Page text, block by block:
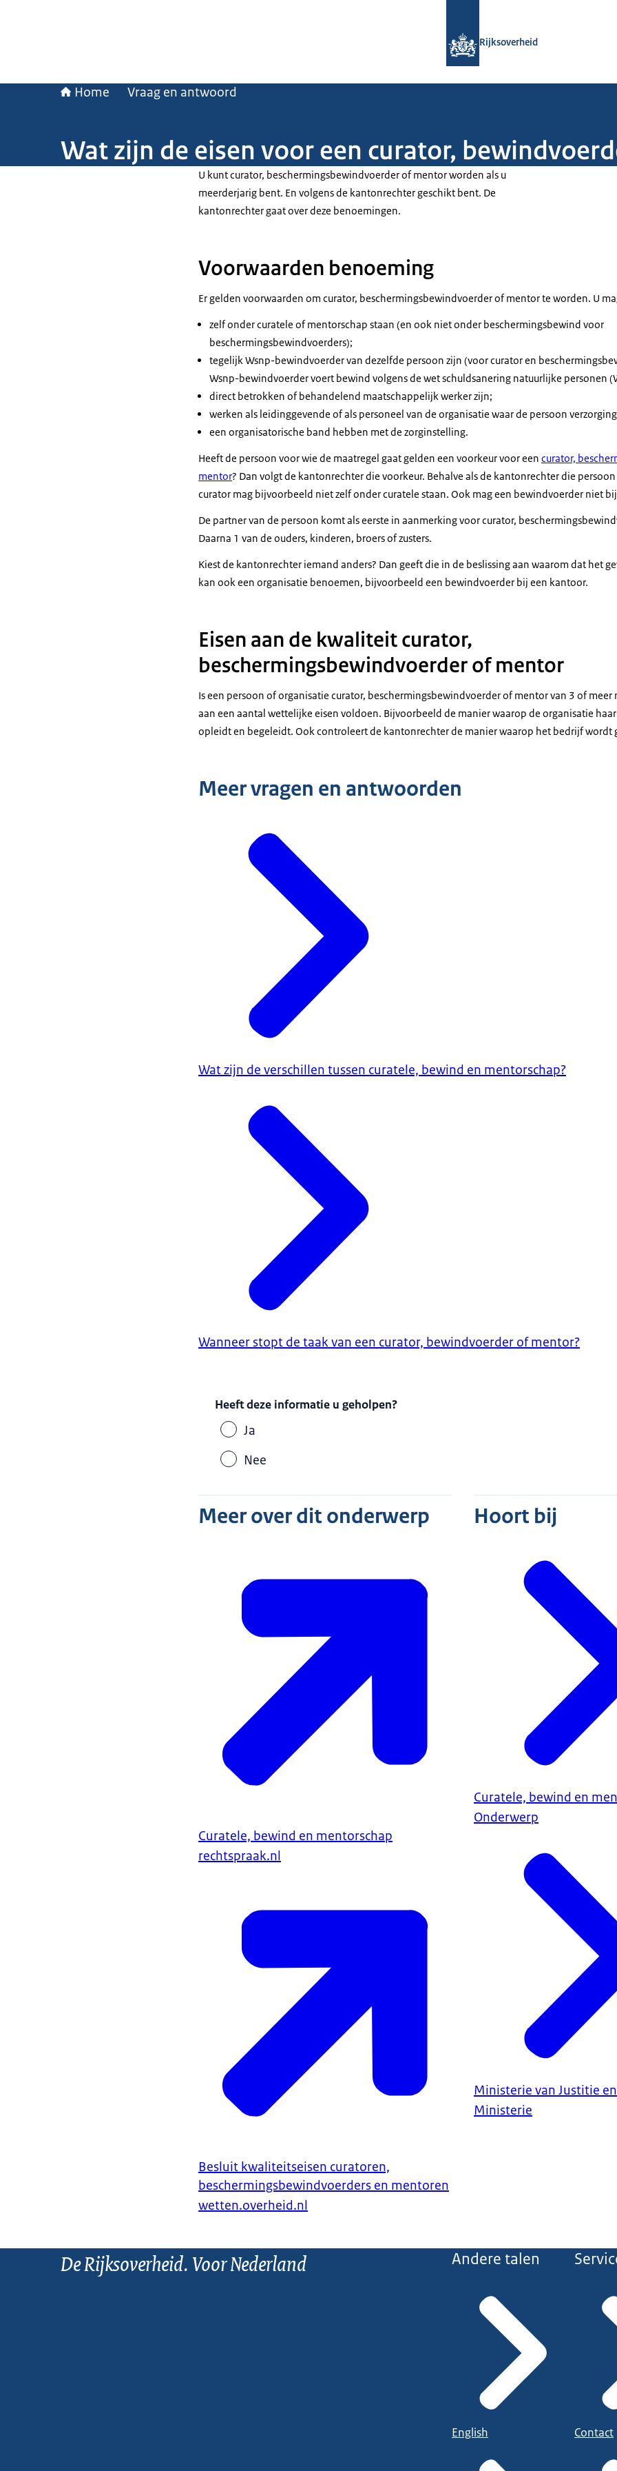
Rijksoverheid
Home Vraag en antwoord
Wat zijn de eisen voor een curator,
U kunt curator, beschermingsbewindvoerder of mentor worden als u
meerderjarig bent. En volgens de kantonrechter geschikt bent. De
kantonrechter gaat over deze benoemingen.
Voorwaarden benoeming
Er gelden voorwaarden om curator, beschermingsbewindvoerder of mentor te worden. U
zelf onder curatele of mentorschap staan (en ook niet onder beschermingsbewind voor
beschermingsbewindvoerders);
tegelijk Wsnp-bewindvoerder van dezelfde persoon zijn (voor curator en
Wsnp-bewindvoerder voert bewind volgens de wet schuldsanering natuurlijke personen
direct betrokken of behandelend maatschappelijk werker zijn;
werken als leidinggevende of als personeel van de organisatie waar de persoon
een organisatorische band hebben met de zorginstelling.
Heeft de persoon voor wie de maatregel gaat gelden een voorkeur voor een curator,
mentor? Dan volgt de kantonrechter die voorkeur. Behalve als de kantonrechter die
curator mag bijvoorbeeld niet zelf onder curatele staan. Ook mag een bewindvoerder niet
De partner van de persoon komt als eerste in aanmerking voor curator,
Daarna 1 van de ouders, kinderen, broers of zusters.
Kiest de kantonrechter iemand anders? Dan geeft die in de beslissing aan waarom dat het
kan ook een organisatie benoemen, bijvoorbeeld een bewindvoerder bij een kantoor.
Eisen aan de kwaliteit curator,
beschermingsbewindvoerder of mentor
Is een persoon of organisatie curator, beschermingsbewindvoerder of mentor van 3 of meer
aan een aantal wettelijke eisen voldoen. Bijvoorbeeld de manier waarop de organisatie
opleidt en begeleidt. Ook controleert de kantonrechter de manier waarop het bedrijf wordt
Meer vragen en antwoorden
Wat zijn de verschillen tussen curatele, bewind en mentorschap?
Wanneer stopt de taak van een curator, bewindvoerder of mentor?
Heeft deze informatie u geholpen?
Ja
Nee
Meer over dit onderwerp
Curatele, bewind en mentorschap
rechtspraak.nl
Besluit kwaliteitseisen curatoren,
beschermingsbewindvoerders en mentoren
wetten.overheid.nl
Hoort bij
Curatele, bewind en
Onderwerp
Ministerie van Justitie
Ministerie
De Rijksoverheid. Voor Nederland Andere talen
English Contact